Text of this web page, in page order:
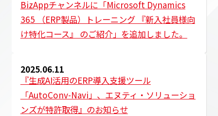
SAP導入支援
Dynamics 365 トレーニング
お問い合わせ
BizAppチャンネルに「Microsoft Dynamics
365 （ERP製品）トレーニング 『新入社員様向
け特化コース』 のご紹介」を追加しました。
2025.06.11
『生成AI活用のERP導入支援ツール
「AutoConv-Navi」、エヌティ・ソリューショ
ンズが特許取得』のお知らせ